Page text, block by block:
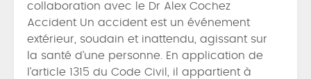
collaboration avec le Dr Alex Cochez
Accident Un accident est un événement
extérieur, soudain et inattendu, agissant sur
la santé d’une personne. En application de
l’article 1315 du Code Civil, il appartient à